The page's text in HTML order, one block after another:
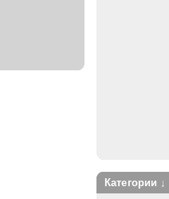
Категории ↓